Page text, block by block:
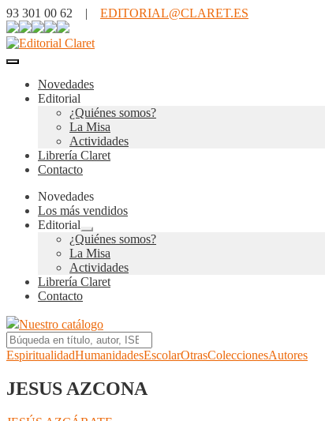
93 301 00 62 | EDITORIAL@CLARET.ES
Novedades
Editorial
¿Quiénes somos?
La Misa
Actividades
Librería Claret
Contacto
Novedades
Los más vendidos
Editorial
Expandir
el
menú
hijo
¿Quiénes somos?
La Misa
Actividades
Librería Claret
Contacto
Nuestro catálogo
EspiritualidadHumanidadesEscolarOtrasColeccionesAutores
JESUS AZCONA